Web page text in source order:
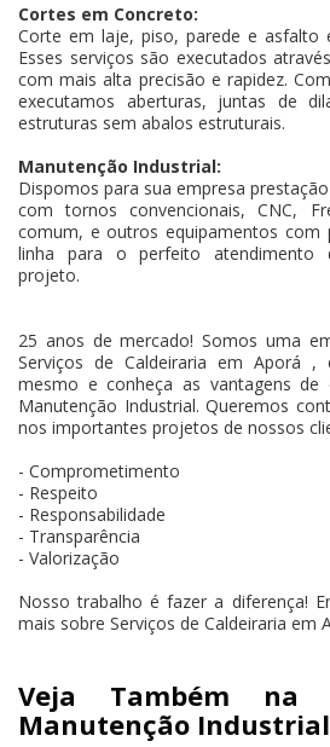
Cortes em Concreto:
Corte em laje, piso, parede e asfalto
Esses serviços são executados
com mais alta precisão e rapidez.
executamos aberturas, juntas de
estruturas sem abalos estruturais.
Manutenção Industrial:
Dispomos para sua empresa
com tornos convencionais, CNC,
comum, e outros equipamentos com
linha para o perfeito atendimento
projeto.
25 anos de mercado! Somos uma
Serviços de Caldeiraria em Aporá
mesmo e conheça as vantagens
Manutenção Industrial. Queremos
nos importantes projetos de nossos
- Comprometimento
- Respeito
- Responsabilidade
- Transparência
- Valorização
Nosso trabalho é fazer a diferença!
mais sobre Serviços de Caldeiraria em
Veja Também
Manutenção